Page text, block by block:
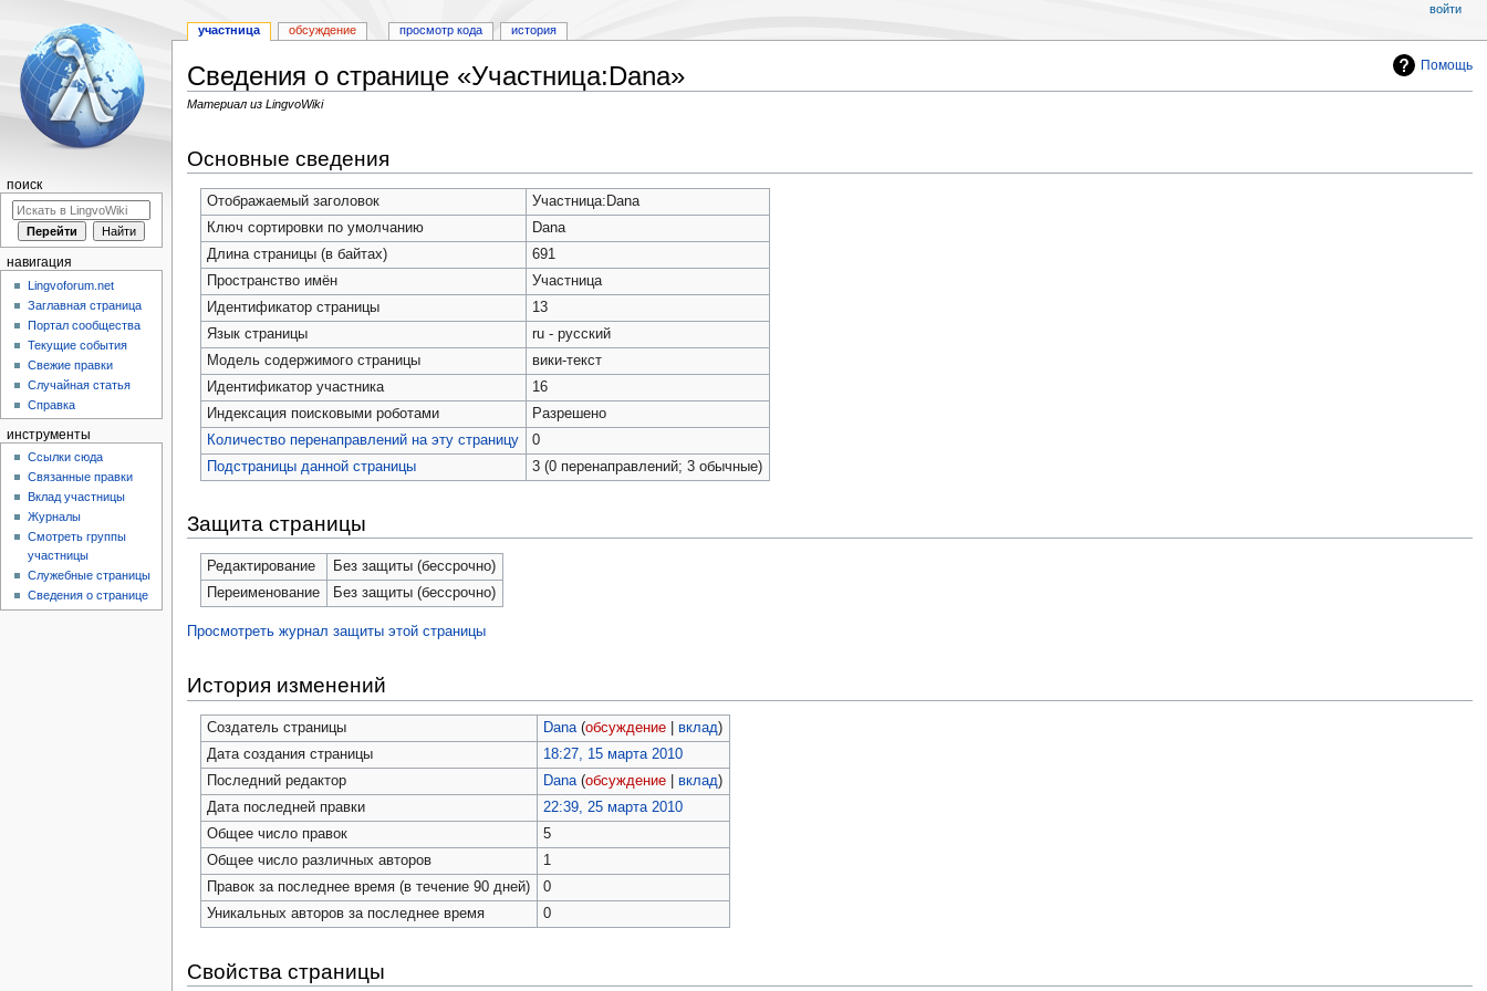
Помощь
Сведения о странице «Участница:Dana»
Материал из LingvoWiki
ккОсновные сведения
Отображаемый заголовок
Участница:Dana
Ключ сортировки по умолчанию
Dana
Длина страницы (в байтах)
691
Пространство имён
Участница
Идентификатор страницы
13
Язык страницы
ru - русский
Модель содержимого страницы
вики-текст
Идентификатор участника
16
Индексация поисковыми роботами
Разрешено
Количество перенаправлений на эту страницу
0
Подстраницы данной страницы
3 (0 перенаправлений; 3 обычные)
Защита страницы
Редактирование
Без защиты (бессрочно)
Переименование
Без защиты (бессрочно)
Просмотреть журнал защиты этой страницы
История изменений
Создатель страницы Dana (обсуждение |вклад)
Дата создания страницы
18:27, 15 марта 2010
Последний редактор
Dana (обсуждение |вклад)
Дата последней правки
22:39, 25 марта 2010
Общее число правок
5
Общее число различных авторов
1
Правок за последнее время (в течение 90 дней)
0
Уникальных авторов за последнее время
0
Свойства страницы
участница обсуждение просмотр кода история
войти
поиск
навигация
Lingvoforum.net
Заглавная страница
Портал сообщества
Текущие события
Свежие правки
Случайная статья
Справка
инструменты
Ссылки сюда
Связанные правки
Вклад участницы
Журналы
Смотреть группы
участницы
Служебные страницы
Сведения о странице